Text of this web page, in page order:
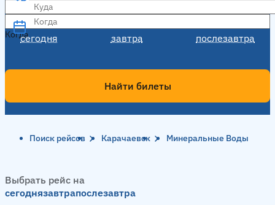
Когда
сегодня завтра послезавтра
Когда
Найти билеты
Поиск рейсов Карачаевск Минеральные Воды
Выбрать рейс на
сегоднязавтрапослезавтра